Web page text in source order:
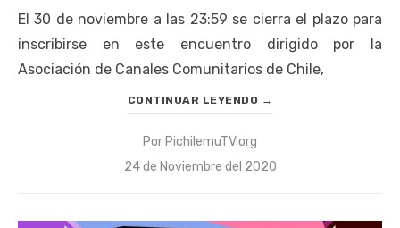
El 30 de noviembre a las 23:59 se cierra el plazo para
inscribirse en este encuentro dirigido por la
Asociación de Canales Comunitarios de Chile,
CONTINUAR LEYENDO →
Por PichilemuTV.org
Publicado
24 de Noviembre del 2020